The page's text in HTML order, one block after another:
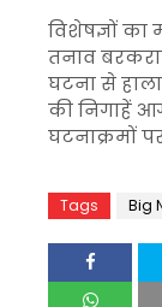
विशेषज्ञों का
तनाव
घटना से
की निगाहें
घटनाक्रमों
Tags Big